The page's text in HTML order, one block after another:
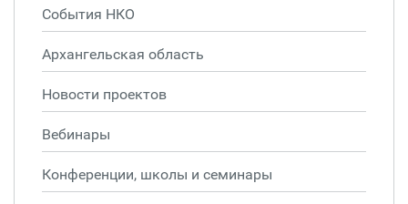
События НКО
Архангельская область
Новости проектов
Вебинары
Конференции, школы и семинары